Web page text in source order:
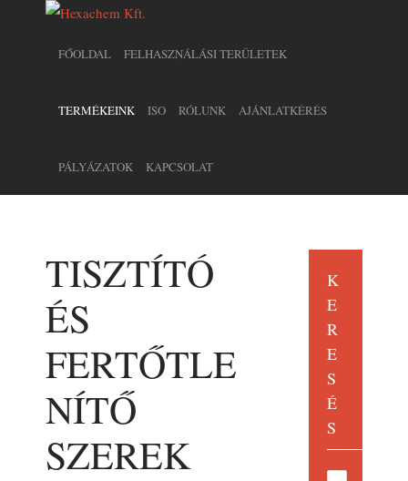
FŐOLDAL FELHASZNÁLÁSI TERÜLETEK
TERMÉKEINK ISO RÓLUNK AJÁNLATKÉRÉS
PÁLYÁZATOK KAPCSOLAT
TISZTÍTÓ
ÉS
FERTŐTLE
NÍTŐ
SZEREK
K
E
R
E
S
É
S